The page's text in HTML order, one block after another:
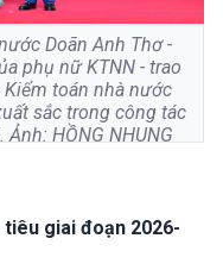
Doãn Anh Thơ -
phụ nữ KTNN - trao
toán nhà nước
sắc trong công tác
HỒNG NHUNG
giai đoạn 2026-